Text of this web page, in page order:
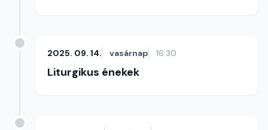
2025. 09. 14. vasárnap 16:30
Liturgikus énekek